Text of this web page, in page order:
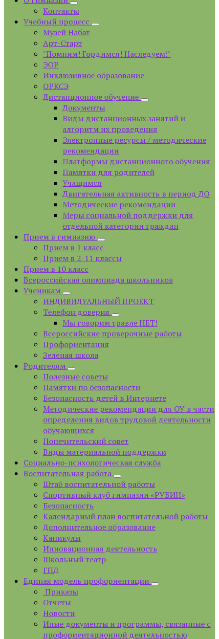
Контакты
Учебный процесс
Музей Набат
Арт-Старт
"Помним! Гордимся! Наследуем!"
ЭОР
Инклюзивное образование
ОРКСЭ
Дистанционное обучение
Документы
Виды дистанционных занятий и
алгоритм их проведения
Электронные ресурсы / методические
рекомендации
Платформы дистанционного обучения
Памятки для родителей
Учащимся
Двигательная активность в период ДО
Методические рекомендации
Меры социальной поддержки для
отдельной категории граждан
Прием в гимназию
Прием в 1 класс
Прием в 2-11 классы
Прием в 10 класс
Всероссийская олимпиада школьников
Ученикам
ИНДИВИДУАЛЬНЫЙ ПРОЕКТ
Телефон доверия
Мы говорим травле НЕТ!
Всероссийские проверочные работы
Профориентация
Зеленая школа
Родителям
Полезные советы
Памятки по безопасности
Безопасность детей в Интернете
Методические рекомендации для ОУ в части
определения видов трудовой деятельности
обучающихся
Попечительский совет
Виды материальной поддержки
Социально-психологическая служба
Воспитательная работа
Штаб воспитательной работы
Спортивный клуб гимназии «РУБИН»
Безопасность
Календарный план воспитательной работы
Дополнительное образование
Каникулы
Инновационная деятельность
Школьный театр
ГПД
Единая модель профориентации
Приказы
Отчеты
Новости
Иные документы и программы, связанные с
профориентационной деятельностью